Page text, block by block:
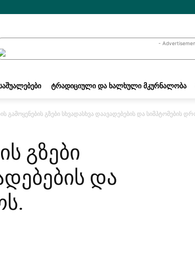
-
ᲢᲠᲐᲓᲘᲪᲘᲣᲚᲘ ᲓᲐ ᲮᲐᲚᲮᲣᲚᲘ ᲛᲙᲣᲠᲜᲐᲚᲝᲑᲐ
გამოყენების გზები სხვადასხვა დაავადებების და სიმპტომების
გზები
და